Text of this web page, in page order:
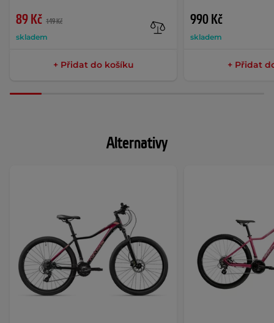
89 Kč 149 Kč
skladem
+ Přidat do košíku
990 Kč
skladem
+ Přidat
Alternativy